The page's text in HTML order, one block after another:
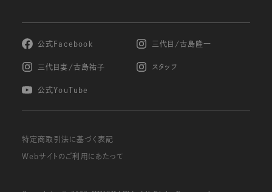
公式Facebook 三代目/古島隆一
三代目妻/古島祐子 スタッフ
公式YouTube
特定商取引法に基づく表記
Webサイトのご利用にあたって